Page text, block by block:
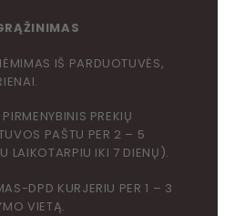
IŠ PARDUOTUVĖS,
PREKIŲ
PAŠTU PER 2 – 5
LAIKOTARPIU IKI 7 DIENŲ).
DPD KURJERIU PER 1 – 3
VIETĄ.